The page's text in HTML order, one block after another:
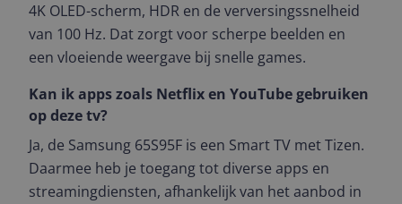
4K OLED-scherm, HDR en de verversingssnelheid
van 100 Hz. Dat zorgt voor scherpe beelden en
een vloeiende weergave bij snelle games.
Kan ik apps zoals Netflix en YouTube gebruiken
op deze tv?
Ja, de Samsung 65S95F is een Smart TV met Tizen.
Daarmee heb je toegang tot diverse apps en
streamingdiensten, afhankelijk van het aanbod in